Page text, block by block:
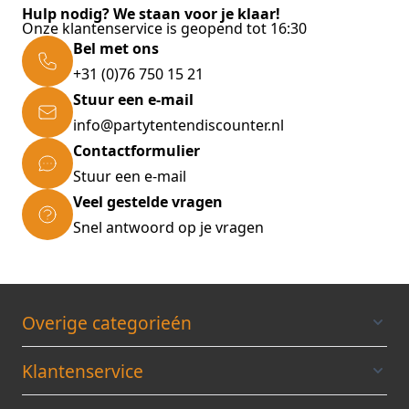
Brandvertragend gecertificeerd PVC
Gewicht zeil: 580 gram/m²
Thermisch gelaste naden | Beter dan
stiknaden
Verstevigingspatches in binnenkant op
hoeken en dakondersteuning
Vastzetten aan het frame met sterke
gespen
D-ring op de hoeken voor het vastzetten
Het aluminium frame
Topkwaliteit door sterkte, afwerking en
Hulp nodig? We staan voor je klaar!
Onze klantenservice is geopend tot 16:30
Bel met ons
+31 (0)76 750 15 21
Stuur een e-mail
info@partytentendiscounter.nl
Contactformulier
Stuur een e-mail
Veel gestelde vragen
Snel antwoord op je vragen
Overige categorieén
Klantenservice